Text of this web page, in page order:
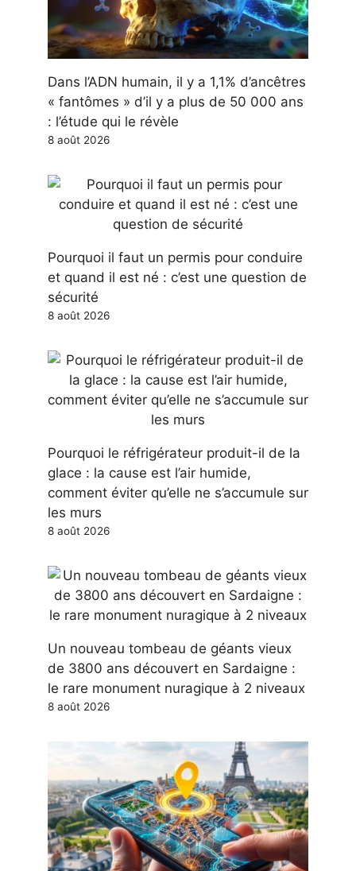
Dans l’ADN humain, il y a 1,1% d’ancêtres
« fantômes » d’il y a plus de 50 000 ans
: l’étude qui le révèle
8 août 2026
Pourquoi il faut un permis pour conduire
et quand il est né : c’est une question de
sécurité
8 août 2026
Pourquoi le réfrigérateur produit-il de la
glace : la cause est l’air humide,
comment éviter qu’elle ne s’accumule sur
les murs
8 août 2026
Un nouveau tombeau de géants vieux
de 3800 ans découvert en Sardaigne :
le rare monument nuragique à 2 niveaux
8 août 2026